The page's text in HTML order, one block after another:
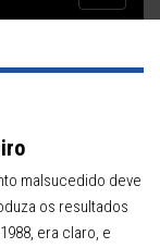
malsucedido deve
os resultados
era claro, e